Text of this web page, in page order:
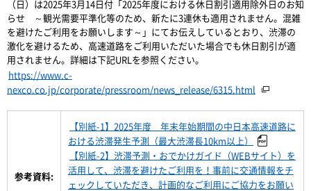
（日）は2025年3月14日付「2025年度における休日割引適用除外日のお知
らせ ～観光需要平準化等のため、新たに3連休も適用されません。混雑
を避けたご利用をお願いします～」にてお伝えしているとおり、渋滞の
激化を避けるため、高速道路をご利用いただいた場合でも休日割引が適
用されません。詳細は下記URLを参照ください。
https://www.c-
nexco.co.jp/corporate/pressroom/news_release/6315.html
参考資料:
【別紙-1】2025年度 年末年始期間の中日本高速道路に
おける渋滞発生予測（最大渋滞長10km以上）
【別紙-2】渋滞予測・おでかけガイド（WEBサイト）を
活用して、渋滞を避けたご利用を！事前に交通情報をチ
ェックしていただき、計画的なご利用にご協力をお願い